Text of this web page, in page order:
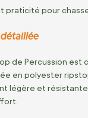
pour
de Percussion
en polyester
légère et